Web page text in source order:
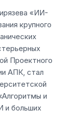
«ИИ-
крупного
Проектного
АПК, стал
и
и больших